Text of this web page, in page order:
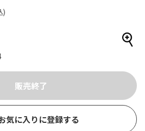
)
気に入りに登録する